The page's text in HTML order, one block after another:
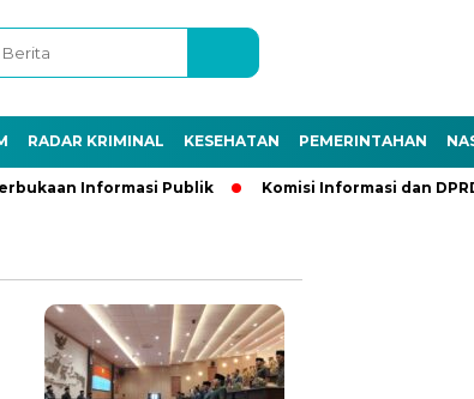
RADAR KRIMINAL KESEHATAN PEMERINTAHAN
Informasi Publik Komisi Informasi dan